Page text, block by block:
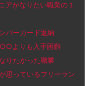
がなりたい職業の１
バーカード返納
よりも入手困難
りたかった職業
っているフリーラン